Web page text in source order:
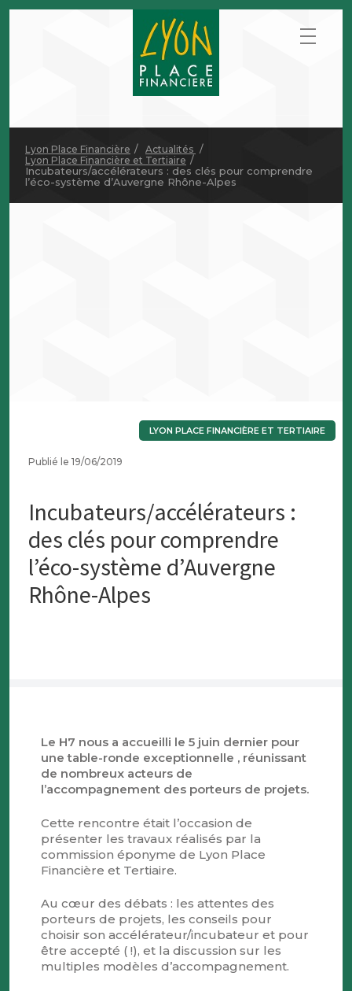
Lyon Place Financière
Actualités
Lyon Place Financière et Tertiaire
Incubateurs/accélérateurs : des clés pour comprendre
l’éco-système d’Auvergne Rhône-Alpes
LYON PLACE FINANCIÈRE ET TERTIAIRE
Publié le 19/06/2019
Incubateurs/accélérateurs :
des clés pour comprendre
l’éco-système d’Auvergne
Rhône-Alpes
Le H7 nous a accueilli le 5 juin dernier pour
une table-ronde exceptionnelle , réunissant
de nombreux acteurs de
l’accompagnement des porteurs de projets.
Cette rencontre était l’occasion de
présenter les travaux réalisés par la
commission éponyme de Lyon Place
Financière et Tertiaire.
Au cœur des débats : les attentes des
porteurs de projets, les conseils pour
choisir son accélérateur/incubateur et pour
être accepté ( !), et la discussion sur les
multiples modèles d’accompagnement.